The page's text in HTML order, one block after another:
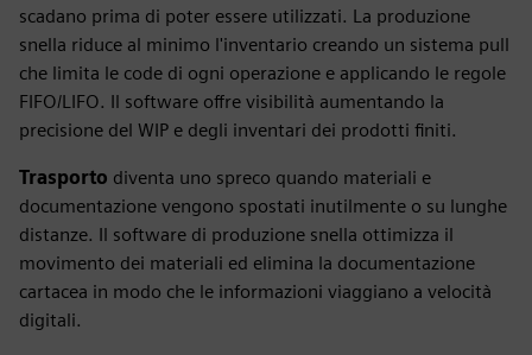
scadano prima di poter essere utilizzati. La produzione
snella riduce al minimo l'inventario creando un sistema pull
che limita le code di ogni operazione e applicando le regole
FIFO/LIFO. Il software offre visibilità aumentando la
precisione del WIP e degli inventari dei prodotti finiti.
Trasporto diventa uno spreco quando materiali e
documentazione vengono spostati inutilmente o su lunghe
distanze. Il software di produzione snella ottimizza il
movimento dei materiali ed elimina la documentazione
cartacea in modo che le informazioni viaggiano a velocità
digitali.